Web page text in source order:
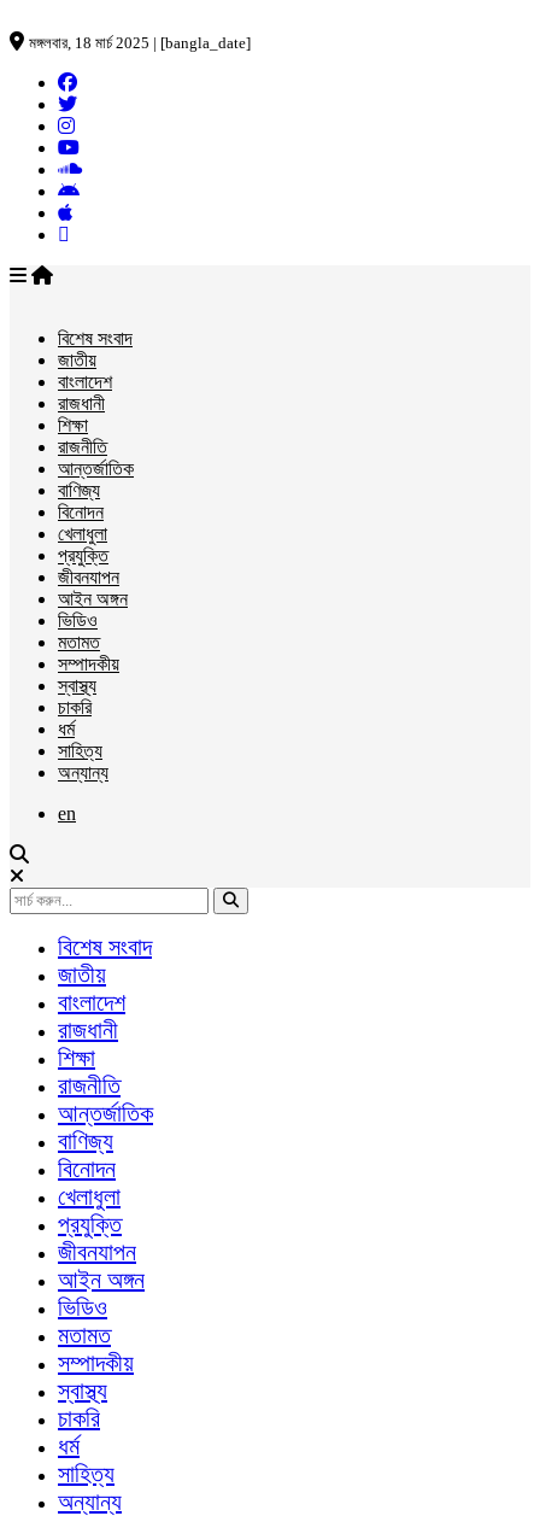
মঙ্গলবার, 18 মার্চ 2025 | [bangla_date]
বিশেষ সংবাদ
জাতীয়
বাংলাদেশ
রাজধানী
শিক্ষা
রাজনীতি
আন্তর্জাতিক
বাণিজ্য
বিনোদন
খেলাধুলা
প্রযুক্তি
জীবনযাপন
আইন অঙ্গন
ভিডিও
মতামত
সম্পাদকীয়
স্বাস্থ্য
চাকরি
ধর্ম
সাহিত্য
অন্যান্য
en
বিশেষ সংবাদ
জাতীয়
বাংলাদেশ
রাজধানী
শিক্ষা
রাজনীতি
আন্তর্জাতিক
বাণিজ্য
বিনোদন
খেলাধুলা
প্রযুক্তি
জীবনযাপন
আইন অঙ্গন
ভিডিও
মতামত
সম্পাদকীয়
স্বাস্থ্য
চাকরি
ধর্ম
সাহিত্য
অন্যান্য